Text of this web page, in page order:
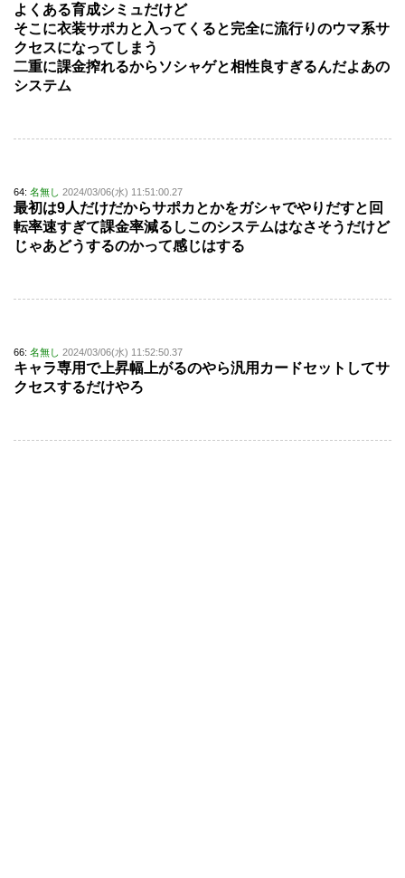
よくある育成シミュだけど
そこに衣装サポカと入ってくると完全に流行りのウマ系サ
クセスになってしまう
二重に課金搾れるからソシャゲと相性良すぎるんだよあの
システム
64: 名無し 2024/03/06(水) 11:51:00.27
最初は9人だけだからサポカとかをガシャでやりだすと回
転率速すぎて課金率減るしこのシステムはなさそうだけど
じゃあどうするのかって感じはする
66: 名無し 2024/03/06(水) 11:52:50.37
キャラ専用で上昇幅上がるのやら汎用カードセットしてサ
クセスするだけやろ